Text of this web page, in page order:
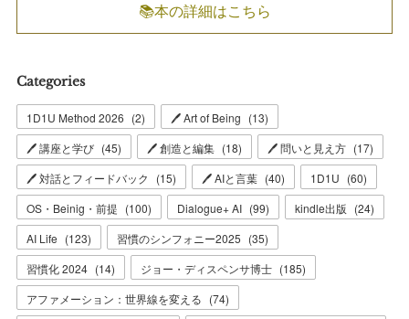
📚本の詳細はこちら
Categories
1D1U Method 2026 (2) 🖊 Art of Being (13)
🖊 講座と学び (45) 🖊 創造と編集 (18) 🖊 問いと見え方 (17)
🖊 対話とフィードバック
(15) 🖊 AIと言葉 (40) 1D1U (60)
OS・Beinig・前提 (100) Dialogue+ AI (99) kindle出版 (24)
AI Life (123) 習慣のシンフォニー2025 (35)
習慣化 2024 (14) ジョー・ディスペンサ博士 (185)
アファメーション：世界線を変える (74)